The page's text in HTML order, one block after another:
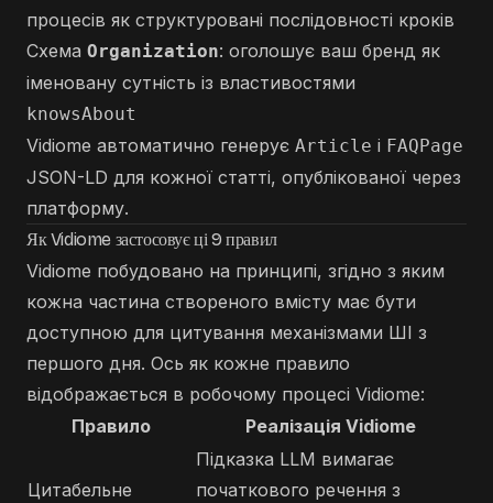
процесів як структуровані послідовності кроків
Схема Organization: оголошує ваш бренд як
іменовану сутність із властивостями
knowsAbout
Vidiome автоматично генерує Article і FAQPage
JSON-LD для кожної статті, опублікованої через
платформу.
Як Vidiome застосовує ці 9 правил
Vidiome побудовано на принципі, згідно з яким
кожна частина створеного вмісту має бути
доступною для цитування механізмами ШІ з
першого дня. Ось як кожне правило
відображається в робочому процесі Vidiome:
Правило
Реалізація Vidiome
Цитабельне
Підказка LLM вимагає
початкового речення з